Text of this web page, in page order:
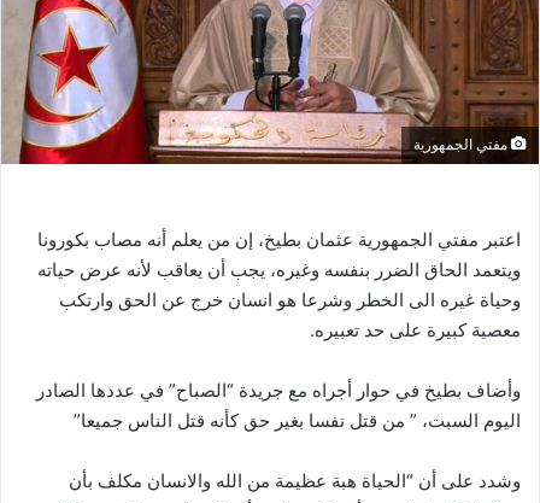
مفتي الجمهورية
اعتبر مفتي الجمهورية عثمان بطيخ، إن من يعلم أنه مصاب بكورونا
ويتعمد الحاق الضرر بنفسه وغيره، يجب أن يعاقب لأنه عرض حياته
وحياة غيره الى الخطر وشرعا هو انسان خرج عن الحق وارتكب
معصية كبيرة على حد تعبيره.
وأضاف بطيخ في حوار أجراه مع جريدة “الصباح” في عددها الصادر
اليوم السبت، ” من قتل نفسا بغير حق كأنه قتل الناس جميعا”
وشدد على أن “الحياة هبة عظيمة من الله والانسان مكلف بأن